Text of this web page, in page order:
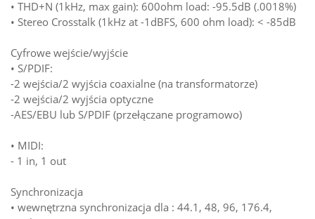
• THD+N (1kHz, max gain): 600ohm load: -95.5dB (.0018%)
• Stereo Crosstalk (1kHz at -1dBFS, 600 ohm load): < -85dB
Cyfrowe wejście/wyjście
• S/PDIF:
-2 wejścia/2 wyjścia coaxialne (na transformatorze)
-2 wejścia/2 wyjścia optyczne
-AES/EBU lub S/PDIF (przełączane programowo)
• MIDI:
- 1 in, 1 out
Synchronizacja
• wewnętrzna synchronizacja dla : 44.1, 48, 96, 176.4,